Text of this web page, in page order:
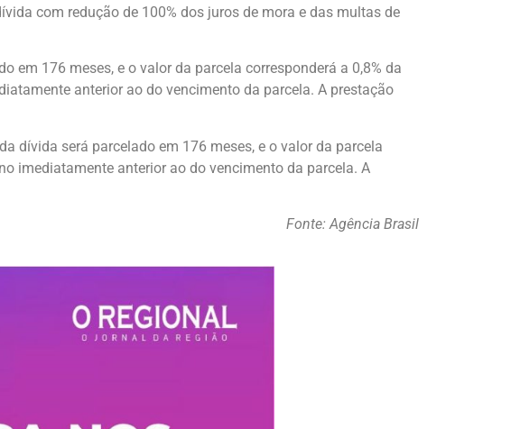
com redução de 100% dos juros de mora e das multas de
176 meses, e o valor da parcela corresponderá a 0,8% da
anterior ao do vencimento da parcela. A prestação
dívida será parcelado em 176 meses, e o valor da parcela
imediatamente anterior ao do vencimento da parcela. A
Fonte: Agência Brasil